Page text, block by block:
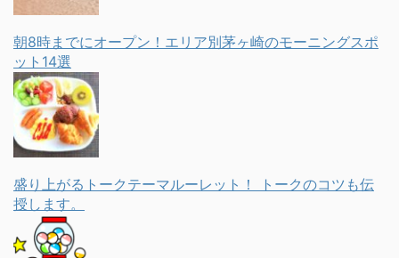
朝8時までにオープン！エリア別茅ヶ崎のモーニングスポ
ット14選
盛り上がるトークテーマルーレット！ トークのコツも伝
授します。